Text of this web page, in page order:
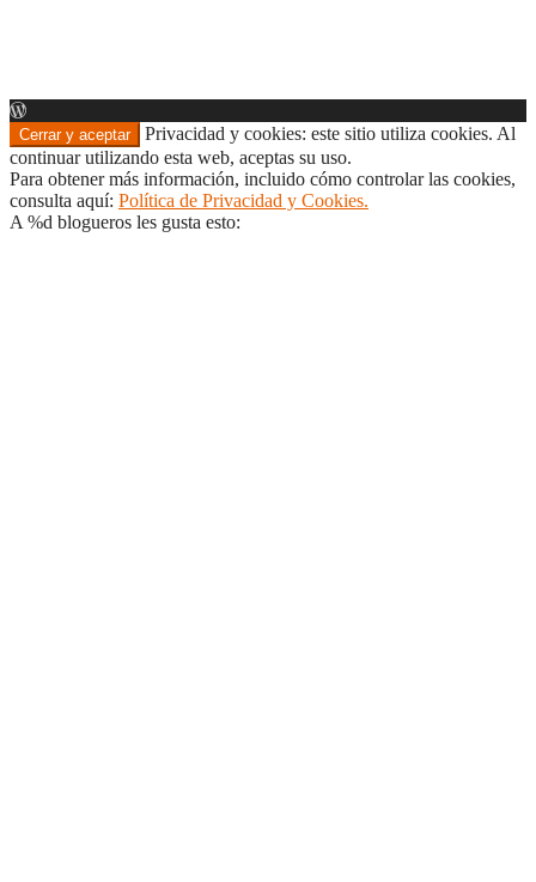
Privacidad y cookies: este sitio utiliza cookies. Al
continuar utilizando esta web, aceptas su uso.
Para obtener más información, incluido cómo controlar las cookies,
consulta aquí: Política de Privacidad y Cookies.
A %d blogueros les gusta esto: